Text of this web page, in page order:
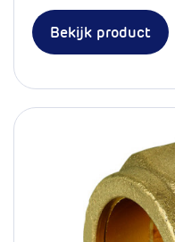
Bekijk product